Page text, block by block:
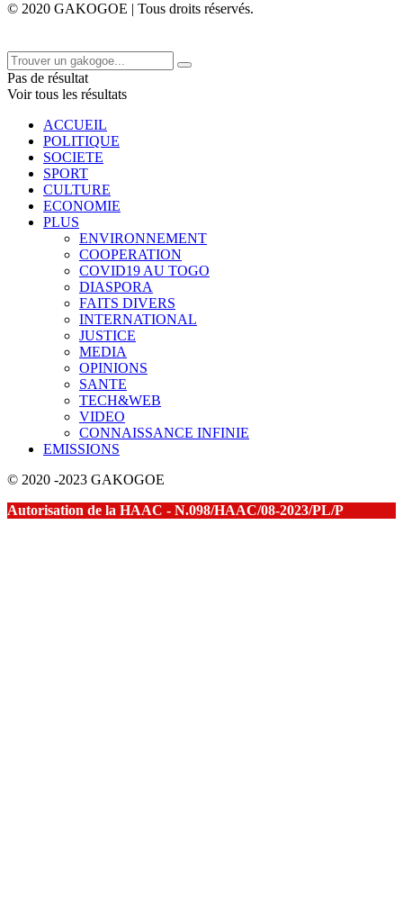
© 2020 GAKOGOE | Tous droits réservés.
Pas de résultat
Voir tous les résultats
ACCUEIL
POLITIQUE
SOCIETE
SPORT
CULTURE
ECONOMIE
PLUS
ENVIRONNEMENT
COOPERATION
COVID19 AU TOGO
DIASPORA
FAITS DIVERS
INTERNATIONAL
JUSTICE
MEDIA
OPINIONS
SANTE
TECH&WEB
VIDEO
CONNAISSANCE INFINIE
EMISSIONS
© 2020 -2023 GAKOGOE
Autorisation de la HAAC - N.098/HAAC/08-2023/PL/P